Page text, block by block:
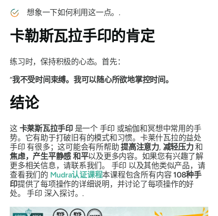
想象一下如何利用这一点。.
卡勒斯瓦拉手印的肯定
练习时，保持积极的心态。首先：
“我不受时间束缚。我可以随心所欲地掌控时间。
结论
这 卡莱斯瓦拉手印是一个 手印 或瑜伽和冥想中常用的手
势。它有助于打破旧有的模式和习惯。卡莱什瓦拉的益处
手印 有很多；这可能会有所帮助提高注意力, 减轻压力和
焦虑，产生平静感 和平以及更多内容。如果您有兴趣了解
更多相关信息，请联系我们。 手印 以及其他类似产品，请
查看我们的 Mudra认证课程本课程包含所有内容108种手
印提供了每项操作的详细说明，并讨论了每项操作的好
处。手印 深入探讨。.